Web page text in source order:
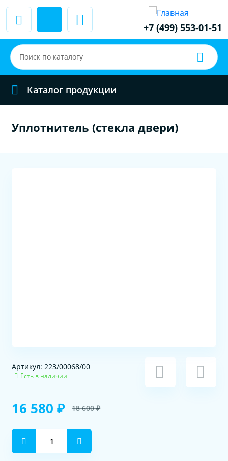
+7 (499) 553-01-51
Каталог продукции
Уплотнитель (стекла двери)
Артикул: 223/00068/00
Есть в наличии
16 580 ₽ 18 600 ₽